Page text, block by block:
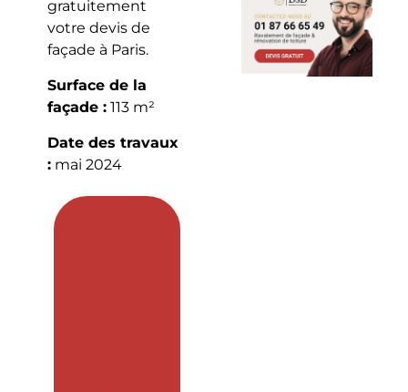
gratuitement
votre devis de
façade à Paris.
Surface de la
façade :113 m²
Date des travaux
:mai 2024